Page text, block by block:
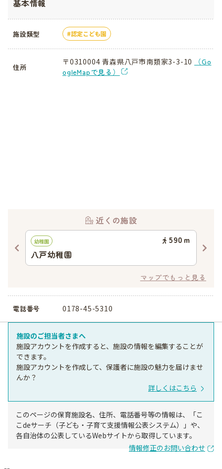
基本情報
施設類型 認定こども園
住所
〒0310004 青森県八戸市南類家3-3-10
（Go
ogleMapで見る）
近くの施設
幼稚園 590 ｍ
八戸幼稚園
マップでもっと見る
電話番号 0178-45-5310
施設のご担当者さまへ
施設アカウントを作成すると、施設の情報を編集することが
できます。
施設アカウントを作成して、保護者に施設の魅力を届けませ
んか？
詳しくはこちら
このページの保育施設名、住所、電話番号等の情報は、「こ
こdeサーチ（子ども・子育て支援情報公表システム）」や、
各自治体の公表しているWebサイトから取得しています。
情報修正のお問い合わせ